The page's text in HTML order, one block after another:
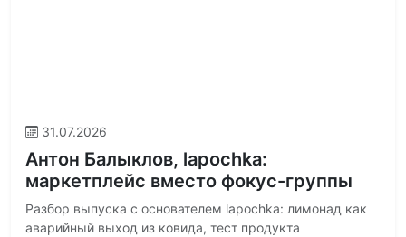
31.07.2026
Антон Балыклов, lapochka:
маркетплейс вместо фокус-группы
Разбор выпуска с основателем lapochka: лимонад как
аварийный выход из ковида, тест продукта